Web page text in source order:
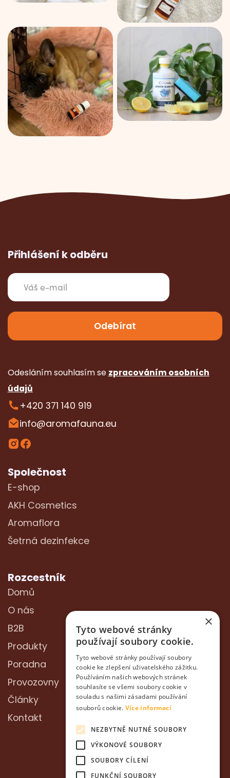
Společnost
E-shop
AKH Cosmetics
Aromaflora
Šetrná dezinfekce
Rozcestník
Domů
O nás
B2B
Produkty
Poradna
Provozovny
Články
Kontakt
Přihlášení k odběru
Odesláním souhlasím se zpracováním osobních
údajů
+420 371 140 919
info@aromafauna.eu
×
Tyto webové stránky
používají soubory cookie.
Tyto webové stránky používají soubory
cookie ke zlepšení uživatelského zážitku.
Používáním našich webových stránek
souhlasíte se všemi soubory cookie v
souladu s našimi zásadami používání
souborů cookie. Více informací
NEZBYTNĚ NUTNÉ SOUBORY
VÝKONOVÉ SOUBORY
SOUBORY CÍLENÍ
FUNKČNÍ SOUBORY